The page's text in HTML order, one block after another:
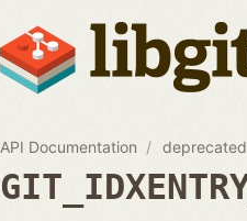
API Documentation deprecated